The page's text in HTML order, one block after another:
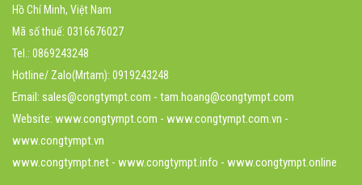
Hồ Chí Minh, Việt Nam
Mã số thuế: 0316676027
Tel.: 0869243248
Hotline/ Zalo(Mrtam): 0919243248
Email: sales@congtympt.com - tam.hoang@congtympt.com
Website: www.congtympt.com - www.congtympt.com.vn -
www.congtympt.vn
www.congtympt.net - www.congtympt.info - www.congtympt.online